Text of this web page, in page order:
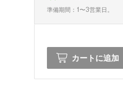
準備期間：1〜3営業日。
カートに追加